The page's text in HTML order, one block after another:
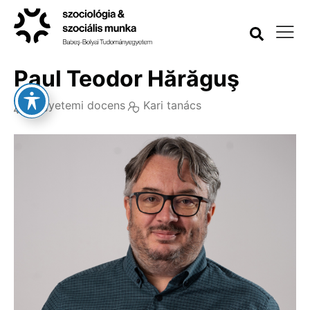
Paul Teodor Hărăguş
Egyetemi docens Kari tanács